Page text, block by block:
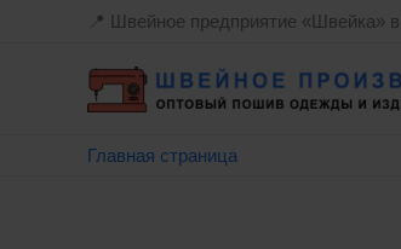
содержимому
📍 Швейное предприятие «Швейка» в
Главная страница